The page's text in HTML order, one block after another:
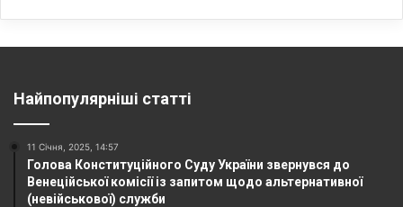
Найпопулярніші статті
11 Січня, 2025, 14:57
Голова Конституційного Суду України звернувся до
Венеційської комісії із запитом щодо альтернативної
(невійськової) служби